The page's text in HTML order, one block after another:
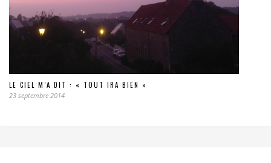
LE CIEL M’A DIT : « TOUT IRA BIEN »
23 septembre 2014